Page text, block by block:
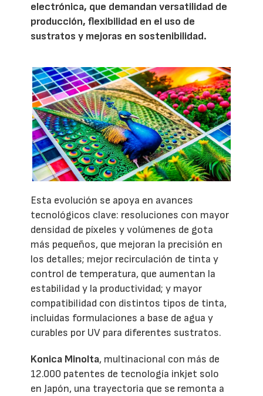
electrónica, que demandan versatilidad de
producción, flexibilidad en el uso de
sustratos y mejoras en sostenibilidad.
Esta evolución se apoya en avances
tecnológicos clave: resoluciones con mayor
densidad de píxeles y volúmenes de gota
más pequeños, que mejoran la precisión en
los detalles; mejor recirculación de tinta y
control de temperatura, que aumentan la
estabilidad y la productividad; y mayor
compatibilidad con distintos tipos de tinta,
incluidas formulaciones a base de agua y
curables por UV para diferentes sustratos.
Konica Minolta, multinacional con más de
12.000 patentes de tecnología inkjet solo
en Japón, una trayectoria que se remonta a